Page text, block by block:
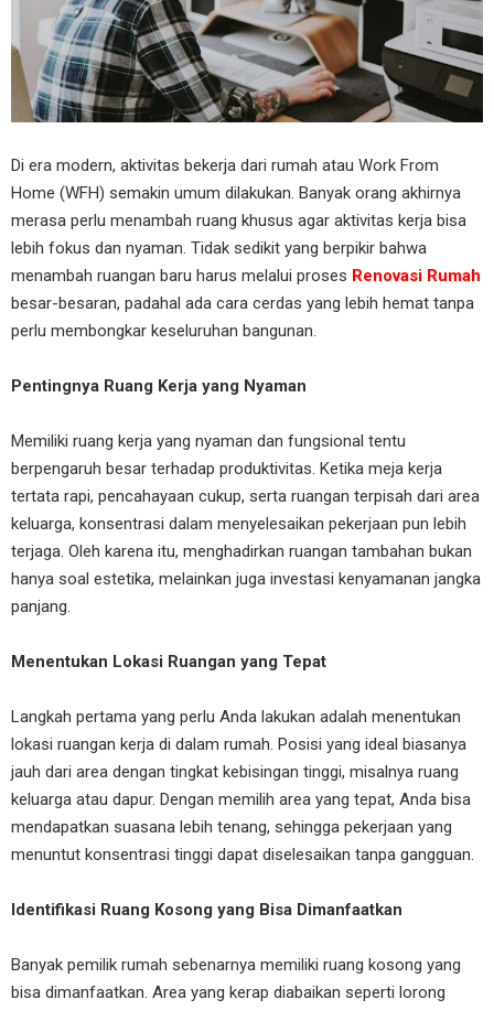
Di era modern, aktivitas bekerja dari rumah atau Work From
Home (WFH) semakin umum dilakukan. Banyak orang akhirnya
merasa perlu menambah ruang khusus agar aktivitas kerja bisa
lebih fokus dan nyaman. Tidak sedikit yang berpikir bahwa
menambah ruangan baru harus melalui proses Renovasi Rumah
besar-besaran, padahal ada cara cerdas yang lebih hemat tanpa
perlu membongkar keseluruhan bangunan.
Pentingnya Ruang Kerja yang Nyaman
Memiliki ruang kerja yang nyaman dan fungsional tentu
berpengaruh besar terhadap produktivitas. Ketika meja kerja
tertata rapi, pencahayaan cukup, serta ruangan terpisah dari area
keluarga, konsentrasi dalam menyelesaikan pekerjaan pun lebih
terjaga. Oleh karena itu, menghadirkan ruangan tambahan bukan
hanya soal estetika, melainkan juga investasi kenyamanan jangka
panjang.
Menentukan Lokasi Ruangan yang Tepat
Langkah pertama yang perlu Anda lakukan adalah menentukan
lokasi ruangan kerja di dalam rumah. Posisi yang ideal biasanya
jauh dari area dengan tingkat kebisingan tinggi, misalnya ruang
keluarga atau dapur. Dengan memilih area yang tepat, Anda bisa
mendapatkan suasana lebih tenang, sehingga pekerjaan yang
menuntut konsentrasi tinggi dapat diselesaikan tanpa gangguan.
Identifikasi Ruang Kosong yang Bisa Dimanfaatkan
Banyak pemilik rumah sebenarnya memiliki ruang kosong yang
bisa dimanfaatkan. Area yang kerap diabaikan seperti lorong